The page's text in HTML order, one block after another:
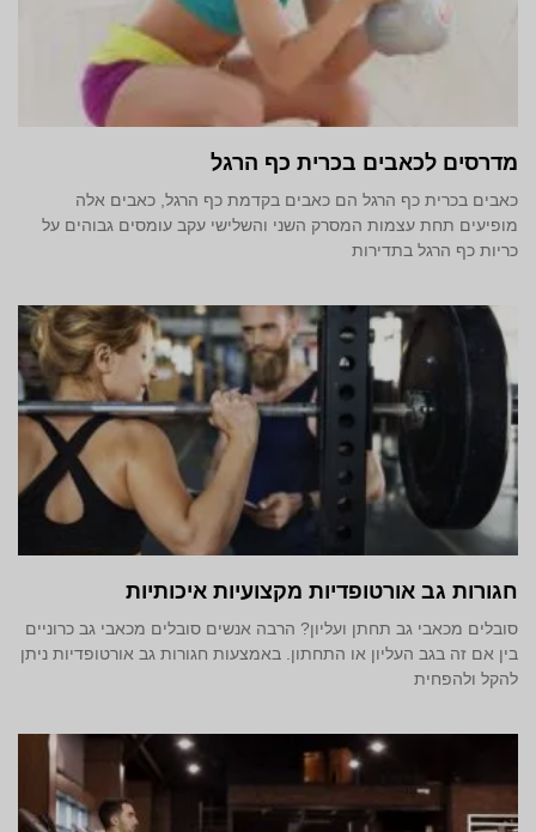
מדרסים לכאבים בכרית כף הרגל
כאבים בכרית כף הרגל הם כאבים בקדמת כף הרגל, כאבים אלה
מופיעים תחת עצמות המסרק השני והשלישי עקב עומסים גבוהים על
כריות כף הרגל בתדירות
חגורות גב אורטופדיות מקצועיות איכותיות
סובלים מכאבי גב תחתן ועליון? הרבה אנשים סובלים מכאבי גב כרוניים
בין אם זה בגב העליון או התחתון. באמצעות חגורות גב אורטופדיות ניתן
להקל ולהפחית